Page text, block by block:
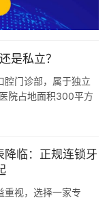
是私立？
腔门诊部，属于独立
院占地面积300平方
临：正规连锁牙
重视，选择一家专